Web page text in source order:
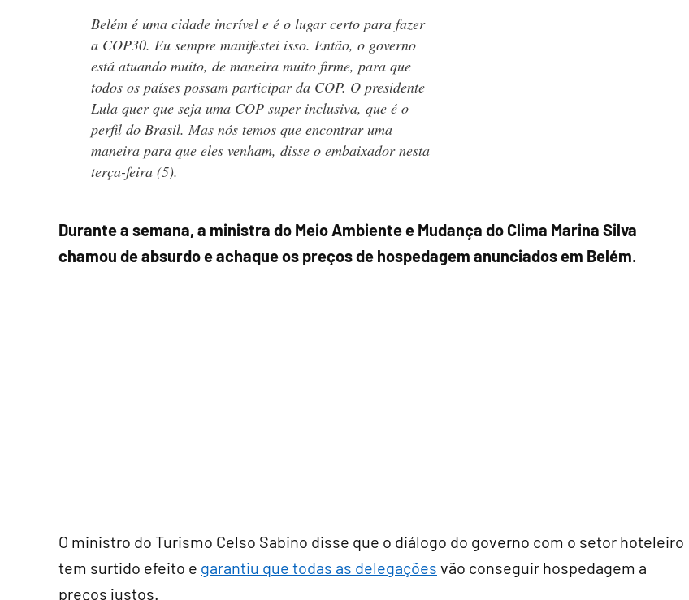
Belém é uma cidade incrível e é o lugar certo para fazer
a COP30. Eu sempre manifestei isso. Então, o governo
está atuando muito, de maneira muito firme, para que
todos os países possam participar da COP. O presidente
Lula quer que seja uma COP super inclusiva, que é o
perfil do Brasil. Mas nós temos que encontrar uma
maneira para que eles venham, disse o embaixador nesta
terça-feira (5).
Durante a semana, a ministra do Meio Ambiente e Mudança do Clima Marina Silva
chamou de absurdo e achaque os preços de hospedagem anunciados em Belém.
O ministro do Turismo Celso Sabino disse que o diálogo do governo com o setor hoteleiro
tem surtido efeito e garantiu que todas as delegações vão conseguir hospedagem a
preços justos.